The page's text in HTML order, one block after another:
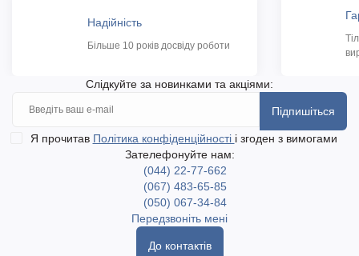
Надійність
Більше 10 років досвіду роботи
Слідкуйте за новинками та акціями:
Підпишіться
Я прочитав Політика конфіденційності і згоден з вимогами
Зателефонуйте нам:
(044) 22-77-662
(067) 483-65-85
(050) 067-34-84
Передзвоніть мені
До контактів